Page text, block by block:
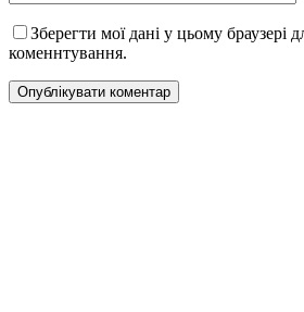
Зберегти мої дані у цьому браузері
коменнтування.